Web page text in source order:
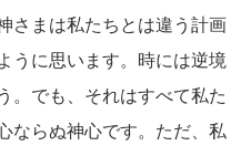
さまは私たちとは違う計画
うに思います。時には逆境
。でも、それはすべて私た
ならぬ神心です。ただ、私